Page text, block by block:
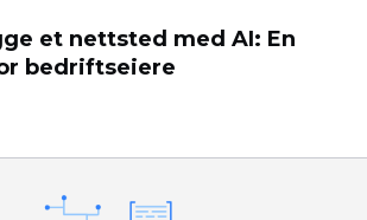
et nettsted med AI: En
bedriftseiere